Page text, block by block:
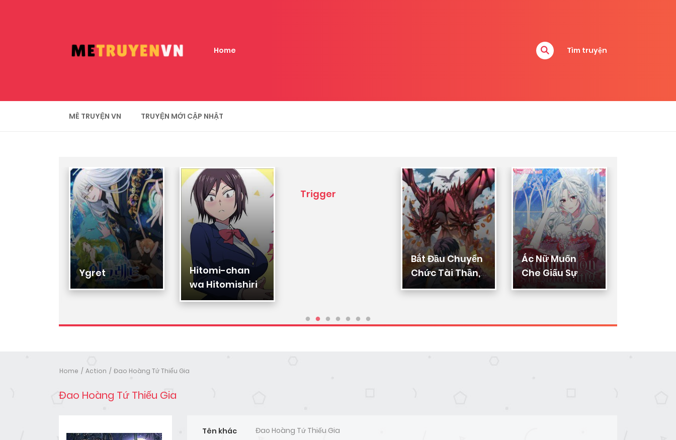
Home Tìm truyện
MÊ TRUYỆN VN TRUYỆN MỚI CẬP NHẬT
Ygret
Hitomi-chan
wa Hitomishiri
Trigger
Bắt Đầu Chuyển
Chức Tài Thần,
Ta Chuyển Hóa
Ác Nữ Muốn
Che Giấu Sự
Giàu Sang
Home Action Đao Hoàng Tứ Thiếu Gia
Đao Hoàng Tứ Thiếu Gia
Tên khác
Đao Hoàng Tứ Thiếu Gia